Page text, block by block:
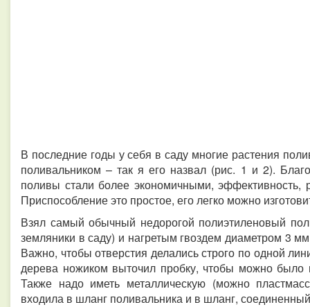
В последние годы у себя в саду многие растения
поливальником – так я его назвал (рис. 1 и 2).
поливы стали более экономичными, эффективность,
Приспособление это простое, его легко можно
Взял самый обычный недорогой полиэтиленовый
земляники в саду) и нагретым гвоздем диаметром 3
Важно, чтобы отверстия делались строго по одной
дерева ножиком выточил пробку, чтобы можно было
Также надо иметь металлическую (можно
входила в шланг поливальника и в шланг,